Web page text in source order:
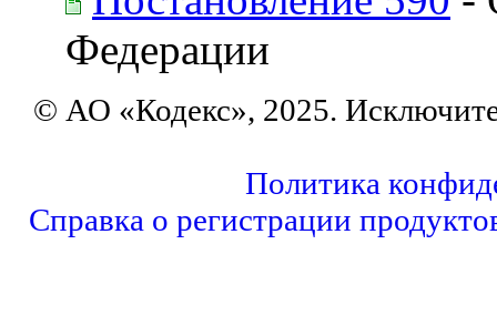
Федерации
© АО «Кодекс», 2025.
Политика
Справка о регистрации